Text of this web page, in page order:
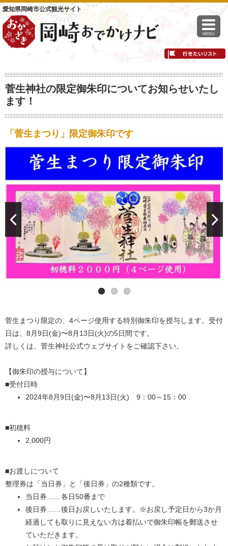
愛知県岡崎市公式観光サイト
MENU
菅生神社の限定御朱印についてお知らせいたし
ます！
「菅生まつり」限定御朱印です
菅生まつり限定の、4ページ使用する特別御朱印を授与します。受付
日は、8月9日(金)〜8月13日(火)の5日間です。
詳しくは、菅生神社公式ウェブサイトをご確認下さい。
【御朱印の授与について】
■受付日時
2024年8月9日(金)〜8月13日(火) 9：00～15：00
■初穂料
2,000円
■お渡しについて
整理券は「当日券」と「後日券」の2種類です。
当日券……各日50番まで
後日券……後日お戻しいたします。※お戻し予定日から3か月
経過しても取りに見えない方は着払いで御朱印帳を郵送させ
ていただきます。